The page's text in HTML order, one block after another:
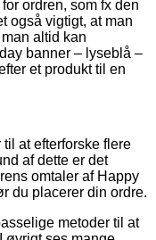
ordren, som fx den
også vigtigt, at man
altid kan
banner – lyseblå –
et produkt til en
at efterforske flere
af dette er det
omtaler af Happy
du placerer din ordre.
metoder til at